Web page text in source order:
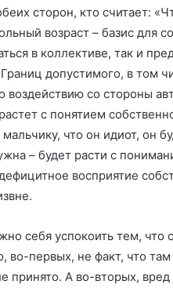
сторон, кто считает:
возраст – базис для
в коллективе, так и
допустимого, в том
воздействию со стороны
с понятием
мальчику, что он идиот, он
– будет расти с
восприятие
себя успокоить тем, что
во-первых, не факт, что
принято. А во-вторых,